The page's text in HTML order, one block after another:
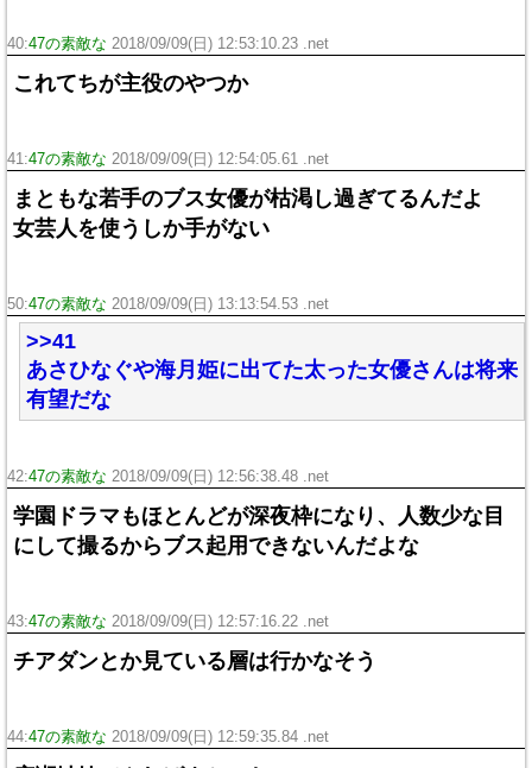
40:47の素敵な 2018/09/09(日) 12:53:10.23 .net
これてちが主役のやつか
41:47の素敵な 2018/09/09(日) 12:54:05.61 .net
まともな若手のブス女優が枯渇し過ぎてるんだよ
女芸人を使うしか手がない
50:47の素敵な 2018/09/09(日) 13:13:54.53 .net
>>41
あさひなぐや海月姫に出てた太った女優さんは将来
有望だな
42:47の素敵な 2018/09/09(日) 12:56:38.48 .net
学園ドラマもほとんどが深夜枠になり、人数少な目
にして撮るからブス起用できないんだよな
43:47の素敵な 2018/09/09(日) 12:57:16.22 .net
チアダンとか見ている層は行かなそう
44:47の素敵な 2018/09/09(日) 12:59:35.84 .net